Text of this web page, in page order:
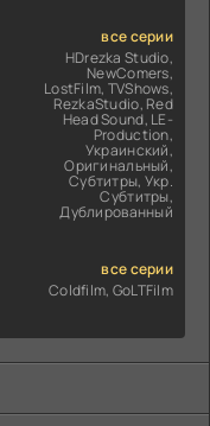
все серии
HDrezka Studio,
NewComers,
LostFilm, TVShows,
RezkaStudio, Red
Head Sound, LE-
Production,
Украинский,
Оригинальный,
Субтитры, Укр.
Субтитры,
Дублированный
все серии
Coldfilm, GoLTFilm